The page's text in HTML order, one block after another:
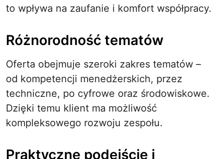
to wpływa na zaufanie i komfort współpracy.
Różnorodność tematów
Oferta obejmuje szeroki zakres tematów –
od kompetencji menedżerskich, przez
techniczne, po cyfrowe oraz środowiskowe.
Dzięki temu klient ma możliwość
kompleksowego rozwoju zespołu.
Praktyczne podejście i